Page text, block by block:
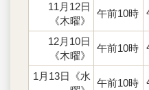
11月12日
《木曜》
午前10時
12月10日
《木曜》
午前10時
1月13日《水
午前10時